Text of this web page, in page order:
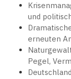
und
erneuten
Pegel,